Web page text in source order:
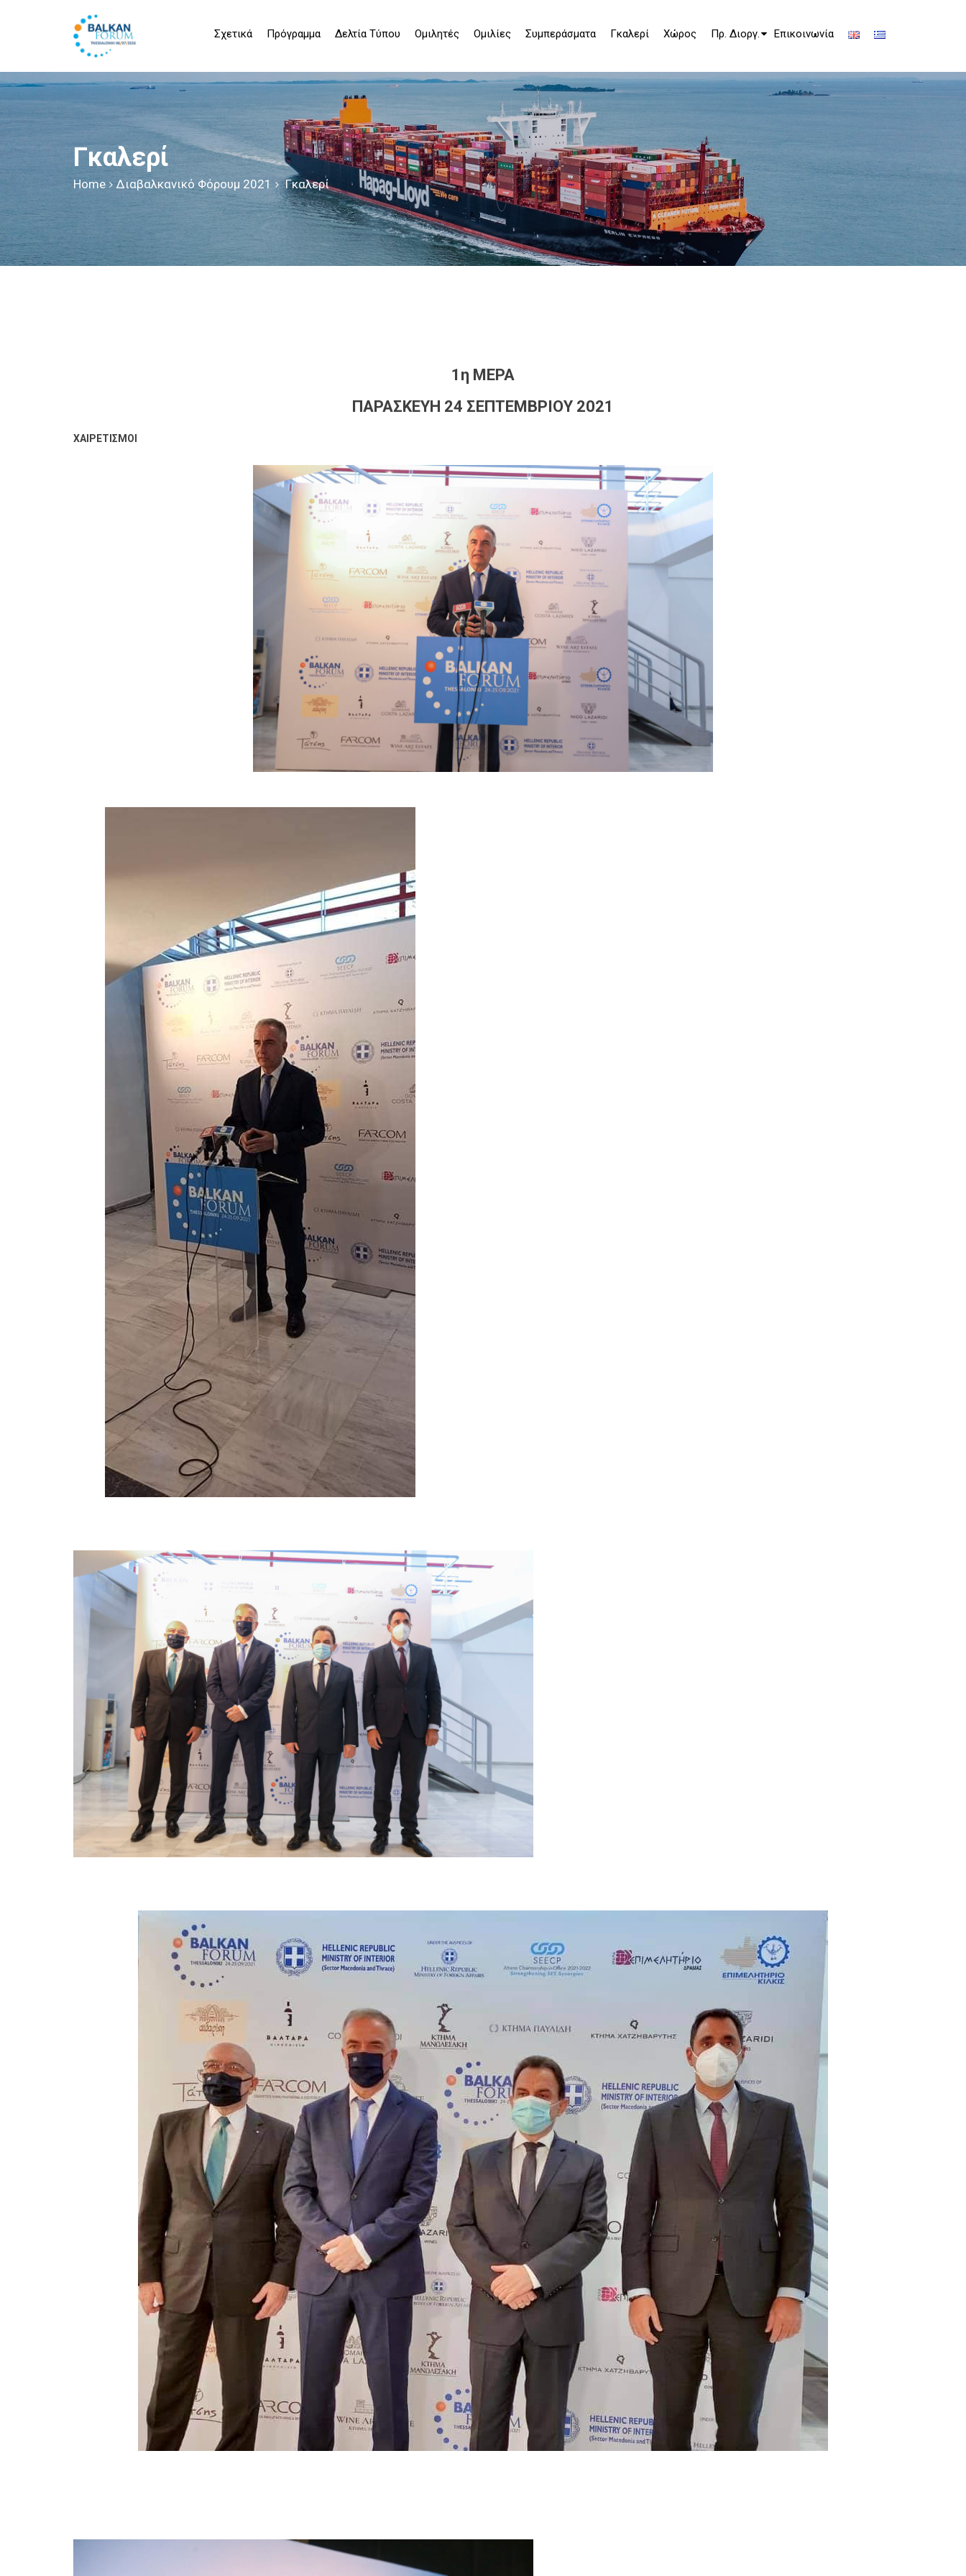
Σχετικά Πρόγραμμα Δελτία Τύπου Ομιλητές Ομιλίες Συμπεράσματα Γκαλερί Χώρος Πρ. Διοργ. Επικοινωνία
Γκαλερί
Home Διαβαλκανικό Φόρουμ 2021 Γκαλερί
1η ΜΕΡΑ
ΠΑΡΑΣΚΕΥΗ 24 ΣΕΠΤΕΜΒΡΙΟΥ 2021
ΧΑΙΡΕΤΙΣΜΟΙ